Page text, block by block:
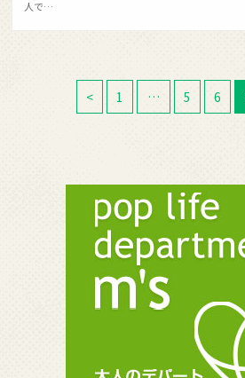
人で…
< 1 … 5 6